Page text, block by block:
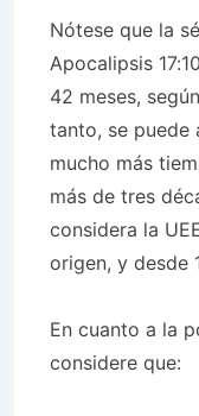
Nótese que la
Apocalipsis
42 meses,
tanto, se puede
mucho más
más de tres
considera la
origen, y desde
En cuanto a la
considere que: